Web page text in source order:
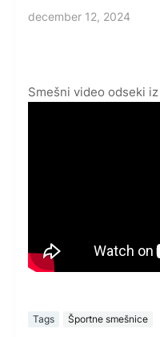
december 12, 2024
Smešni video odseki
Tags Športne smešnice